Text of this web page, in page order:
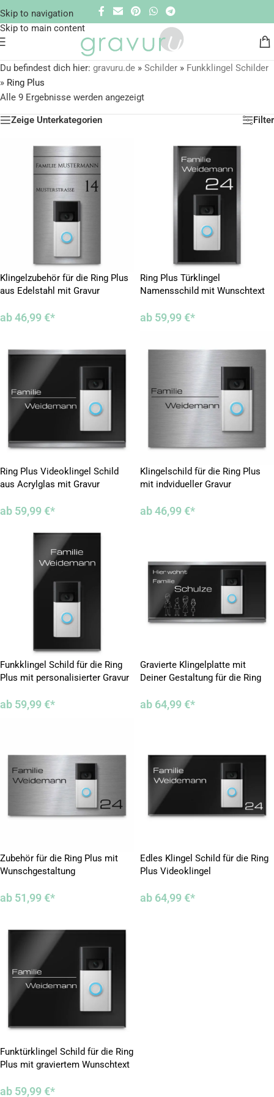
Skip to navigation
Skip to main content
Du befindest dich hier: gravuru.de » Schilder » Funkklingel Schilder
» Ring Plus
Alle 9 Ergebnisse werden angezeigt
Zeige Unterkategorien Filter
Klingelzubehör für die Ring Plus
aus Edelstahl mit Gravur
ab46,99 €*
Ring Plus Türklingel
Namensschild mit Wunschtext
ab 59,99 €*
Ring Plus Videoklingel Schild
aus Acrylglas mit Gravur
ab 59,99 €*
Klingelschild für die Ring Plus
mit indvidueller Gravur
ab46,99 €*
Funkklingel Schild für die Ring
Plus mit personalisierter Gravur
ab 59,99 €*
Gravierte Klingelplatte mit
Deiner Gestaltung für die Ring
ab 64,99 €*
Zubehör für die Ring Plus mit
Wunschgestaltung
ab 51,99 €*
Edles Klingel Schild für die Ring
Plus Videoklingel
ab 64,99 €*
Funktürklingel Schild für die Ring
Plus mit graviertem Wunschtext
ab 59,99 €*